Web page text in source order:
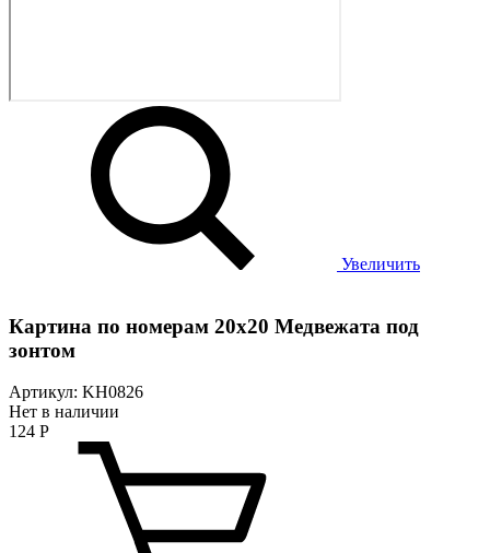
Увеличить
Картина по номерам 20x20 Медвежата под
зонтом
Артикул: KH0826
Нет в наличии
124 Р